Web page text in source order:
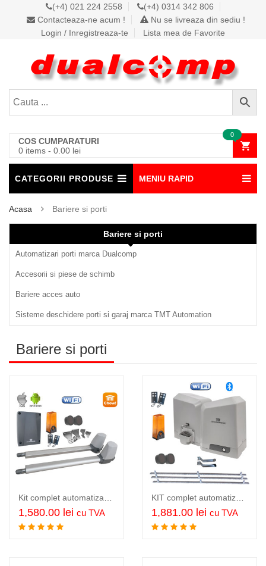
(+4) 021 224 2558
(+4) 0314 342 806
Contacteaza-ne acum !
Nu se livreaza din sediu !
Login / Inregistreaza-te
Lista mea de Favorite
COS CUMPARATURI
0 items - 0.00 lei
0
CATEGORII PRODUSE MENIU RAPID
Acasa Bariere si porti
Bariere si porti
Automatizari porti marca Dualcomp
Accesorii si piese de schimb
Bariere acces auto
Sisteme deschidere porti si garaj marca TMT Automation
Bariere si porti
Adauga in cos
1,580.00 lei cu TVA
Adauga in cos
1,881.00 lei cu TVA